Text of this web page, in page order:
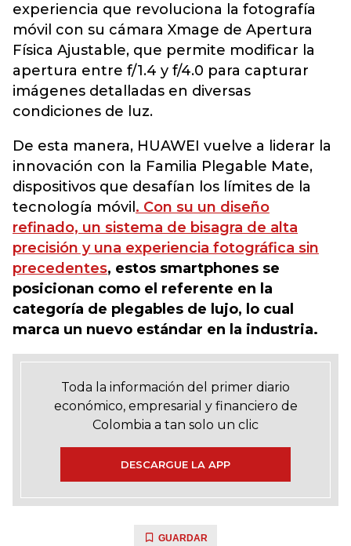
experiencia que revoluciona la fotografía
móvil con su cámara Xmage de Apertura
Física Ajustable, que permite modificar la
apertura entre f/1.4 y f/4.0 para capturar
imágenes detalladas en diversas
condiciones de luz.
De esta manera, HUAWEI vuelve a liderar la
innovación con la Familia Plegable Mate,
dispositivos que desafían los límites de la
tecnología móvil . Con su un diseño
refinado, un sistema de bisagra de alta
precisión y una experiencia fotográfica sin
precedentes, estos smartphones se
posicionan como el referente en la
categoría de plegables de lujo, lo cual
marca un nuevo estándar en la industria.
Toda la información del primer diario
económico, empresarial y financiero de
Colombia a tan solo un clic
DESCARGUE LA APP
GUARDAR